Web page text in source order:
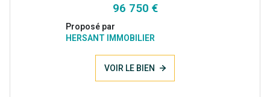
96 750 €
Proposé par
HERSANT IMMOBILIER
VOIR LE BIEN